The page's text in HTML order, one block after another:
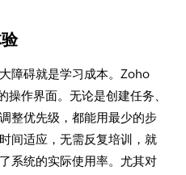
障碍就是学习成本。Zoho
作界面。无论是创建任务、
整优先级，都能用最少的步
间适应，无需反复培训，就
系统的实际使用率。尤其对